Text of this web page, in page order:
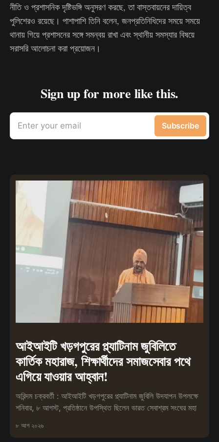
নীতি ও প্রশাসনিক দৃষ্টিভঙ্গি অনুসরণ করছে, তা বাস্তবায়নের দায়িত্ব
পুলিশেরও রয়েছে। পাশাপাশি তিনি বলেন, জনপ্রতিনিধিদের সময়ে সময়ে
থানায় গিয়ে প্রশাসনের সঙ্গে সমন্বয় রাখা এবং স্থানীয় সমস্যার বিষয়ে
সরাসরি আলোচনা করা প্রয়োজন।
Sign up for more like this.
Enter your email Subscribe
আইআইটি খড়গপুরের প্ল্যাটিনাম জুবিলিতে
কার্তিক মহারাজ, শিক্ষার্থীদের সমাজসেবার পথে
এগিয়ে যাওয়ার আহ্বান!
অরিন্দম চক্রবর্তী : আইআইটি খড়গপুরের প্ল্যাটিনাম জুবিলি উদযাপন উপলক্ষে
শনিবার, ৮ আগস্ট, প্রতিষ্ঠানে উপস্থিত ছিলেন ভারত সেবাশ্রম সংঘের মহা
৮ আগ ২০২৬